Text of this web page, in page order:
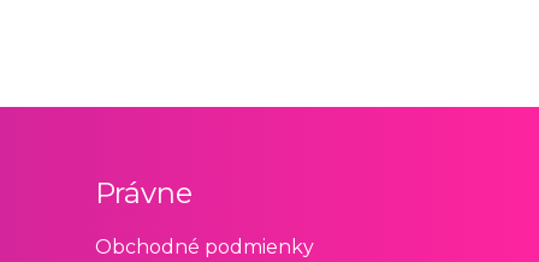
Právne
Obchodné podmienky